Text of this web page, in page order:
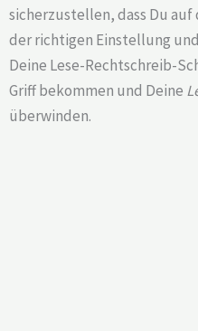
sicherzustellen, dass Du
der richtigen Einstellung
Deine Lese-Rechtschreib-
Griff bekommen und Deine
überwinden.